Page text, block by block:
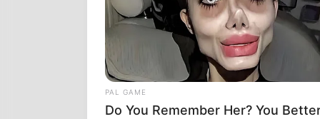
PAL GAME
Do You Remember Her? You